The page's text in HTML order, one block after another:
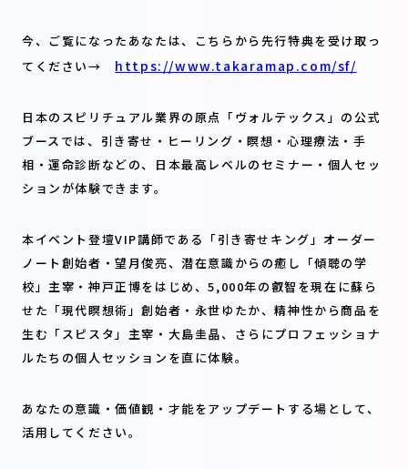
今、ご覧になったあなたは、こちらから先行特典を受け取っ
てください→ https://www.takaramap.com/sf/
日本のスピリチュアル業界の原点「ヴォルテックス」の公式
ブースでは、引き寄せ・ヒーリング・瞑想・心理療法・手
相・運命診断などの、日本最高レベルのセミナー・個人セッ
ションが体験できます。
本イベント登壇VIP講師である「引き寄せキング」オーダー
ノート創始者・望月俊亮、潜在意識からの癒し「傾聴の学
校」主宰・神戸正博をはじめ、5,000年の叡智を現在に蘇ら
せた「現代瞑想術」創始者・永世ゆたか、精神性から商品を
生む「スピスタ」主宰・大島圭晶、さらにプロフェッショナ
ルたちの個人セッションを直に体験。
あなたの意識・価値観・才能をアップデートする場として、
活用してください。